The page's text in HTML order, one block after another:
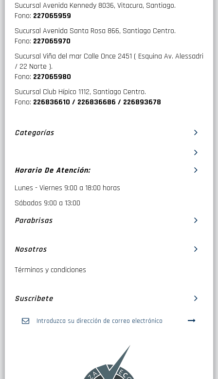
Sucursal Avenida Kennedy 8036, Vitacura, Santiago.
Fono: 227065959
Sucursal Avenida Santa Rosa 866, Santiago Centro.
Fono: 227065970
Sucursal Viña del mar Calle Once 2451 ( Esquina Av. Alessadri
/ 22 Norte ).
Fono: 227065980
Sucursal Club Hípico 1112, Santiago Centro.
Fono: 226836610 / 226836686 / 226893678
Categorías
Horario De Atención:
Lunes - Viernes 9:00 a 18:00 horas
Sábados 9:00 a 13:00
Parabrisas
Nosotros
Términos y condiciones
Suscribete